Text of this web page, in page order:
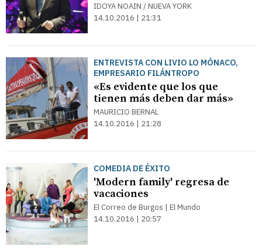
IDOYA NOAIN / NUEVA YORK
14.10.2016 | 21:31
ENTREVISTA CON LIVIO LO MÓNACO,
EMPRESARIO FILÁNTROPO
«Es evidente que los que
tienen más deben dar más»
MAURICIO BERNAL
14.10.2016 | 21:28
COMEDIA DE ÉXITO
'Modern family' regresa de
vacaciones
El Correo de Burgos | El Mundo
14.10.2016 | 20:57